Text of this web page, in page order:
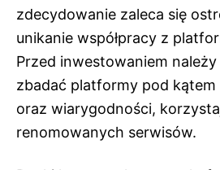
zdecydowanie zaleca się
unikanie współpracy z
Przed inwestowaniem należy
zbadać platformy pod
oraz wiarygodności,
renomowanych serwisów.